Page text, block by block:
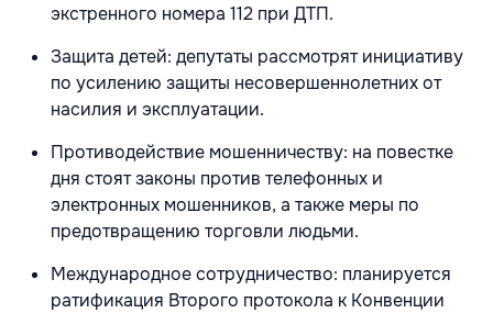
экстренного номера 112 при ДТП.
Защита детей: депутаты рассмотрят инициативу
по усилению защиты несовершеннолетних от
насилия и эксплуатации.
Противодействие мошенничеству: на повестке
дня стоят законы против телефонных и
электронных мошенников, а также меры по
предотвращению торговли людьми.
Международное сотрудничество: планируется
ратификация Второго протокола к Конвенции